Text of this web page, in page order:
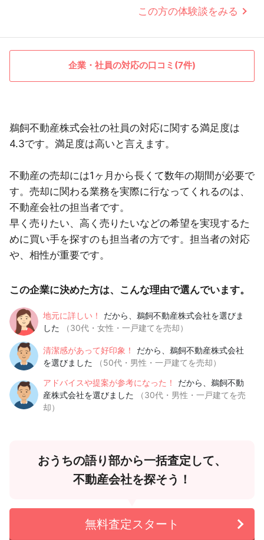
この方の体験談をみる
企業・社員の対応の口コミ(7件)
鵜飼不動産株式会社の社員の対応に関する満足度は
4.3です。満足度は高いと言えます。
不動産の売却には1ヶ月から長くて数年の期間が必要で
す。売却に関わる業務を実際に行なってくれるのは、
不動産会社の担当者です。
早く売りたい、高く売りたいなどの希望を実現するた
めに買い手を探すのも担当者の方です。担当者の対応
や、相性が重要です。
この企業に決めた方は、こんな理由で選んでいます。
地元に詳しい！
だから、鵜飼不動産株式会社を選びま
した
（30代・女性・一戸建てを売却）
清潔感があって好印象！
だから、鵜飼不動産株式会社
を選びました
（50代・男性・一戸建てを売却）
アドバイスや提案が参考になった！
だから、鵜飼不動
産株式会社を選びました
（30代・男性・一戸建てを売
却）
おうちの語り部から一括査定して、
不動産会社を探そう！
無料査定スタート